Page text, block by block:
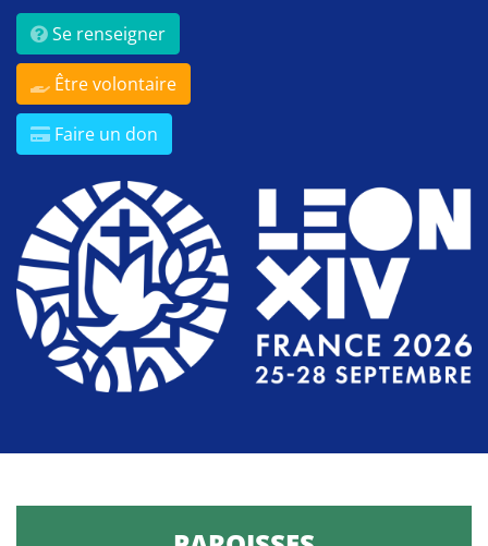
Se renseigner
Être volontaire
Faire un don